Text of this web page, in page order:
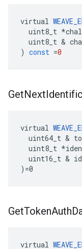
virtual
uint8_t *
uint8_t &
) const =0
GetNext
virtual
uint64_t &
uint8_t
uint16_t &
)=0
GetTokenAuth
virtual